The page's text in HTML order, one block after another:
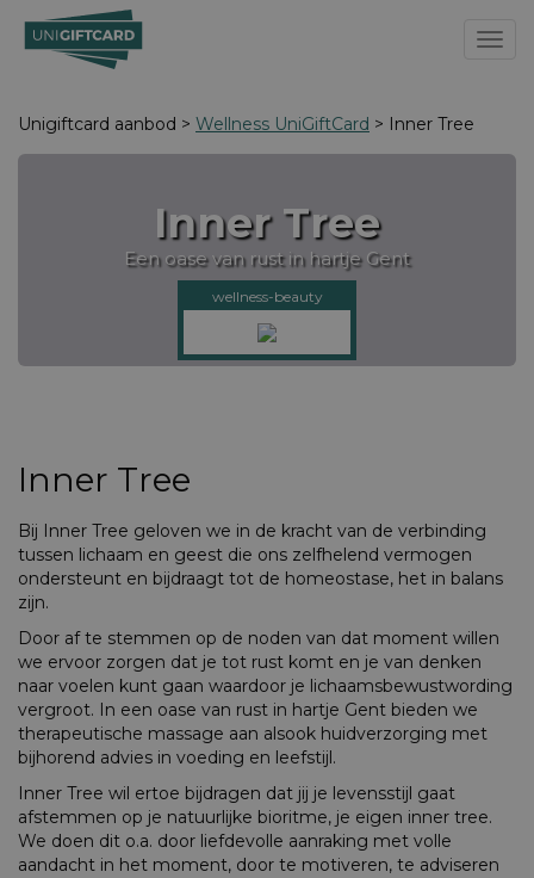
Unigiftcard aanbod > Wellness UniGiftCard > Inner Tree
Inner Tree
Een oase van rust in hartje Gent
wellness-beauty
Inner Tree
Bij Inner Tree geloven we in de kracht van de verbinding
tussen lichaam en geest die ons zelfhelend vermogen
ondersteunt en bijdraagt tot de homeostase, het in balans
zijn.
Door af te stemmen op de noden van dat moment willen
we ervoor zorgen dat je tot rust komt en je van denken
naar voelen kunt gaan waardoor je lichaamsbewustwording
vergroot. In een oase van rust in hartje Gent bieden we
therapeutische massage aan alsook huidverzorging met
bijhorend advies in voeding en leefstijl.
Inner Tree wil ertoe bijdragen dat jij je levensstijl gaat
afstemmen op je natuurlijke bioritme, je eigen inner tree.
We doen dit o.a. door liefdevolle aanraking met volle
aandacht in het moment, door te motiveren, te adviseren